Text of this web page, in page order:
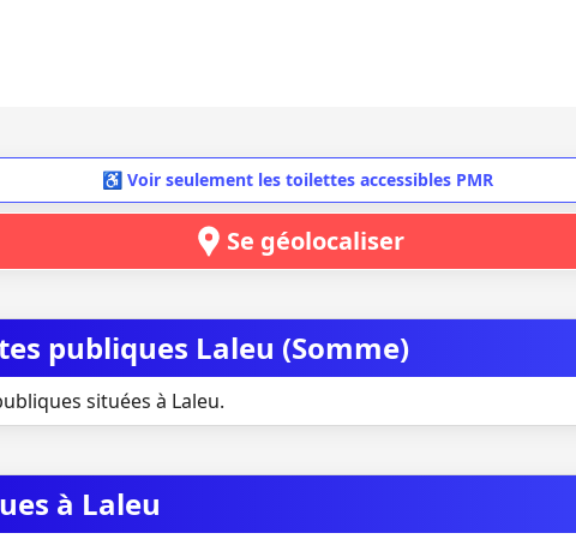
♿ Voir seulement les toilettes accessibles PMR
Se géolocaliser
publiques Laleu (Somme)
situées à Laleu.
à Laleu